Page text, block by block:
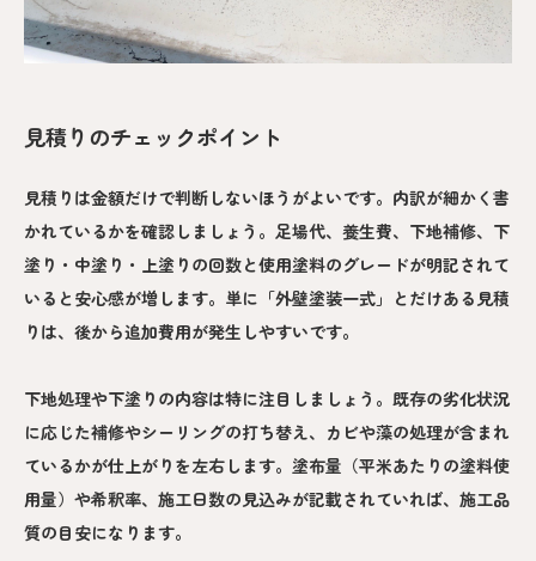
見積りのチェックポイント
見積りは金額だけで判断しないほうがよいです。内訳が細かく書
かれているかを確認しましょう。足場代、養生費、下地補修、下
塗り・中塗り・上塗りの回数と使用塗料のグレードが明記されて
いると安心感が増します。単に「外壁塗装一式」とだけある見積
りは、後から追加費用が発生しやすいです。
下地処理や下塗りの内容は特に注目しましょう。既存の劣化状況
に応じた補修やシーリングの打ち替え、カビや藻の処理が含まれ
ているかが仕上がりを左右します。塗布量（平米あたりの塗料使
用量）や希釈率、施工日数の見込みが記載されていれば、施工品
質の目安になります。